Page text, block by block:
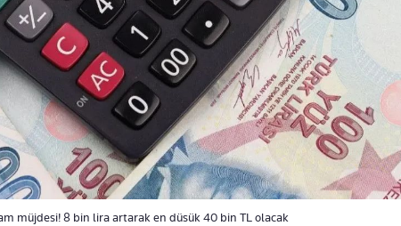
müjdesi! 8 bin lira artarak en düsük 40 bin TL olacak